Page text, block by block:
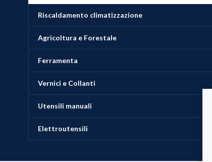
Riscaldamento climatizzazione
Agricoltura e Forestale
Ferramenta
Vernici e Collanti
Utensili manuali
Elettroutensili